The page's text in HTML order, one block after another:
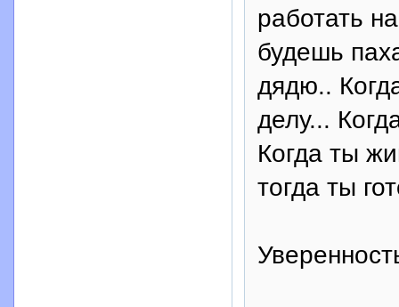
работать
будешь
дядю..
делу...
Когда ты
тогда ты